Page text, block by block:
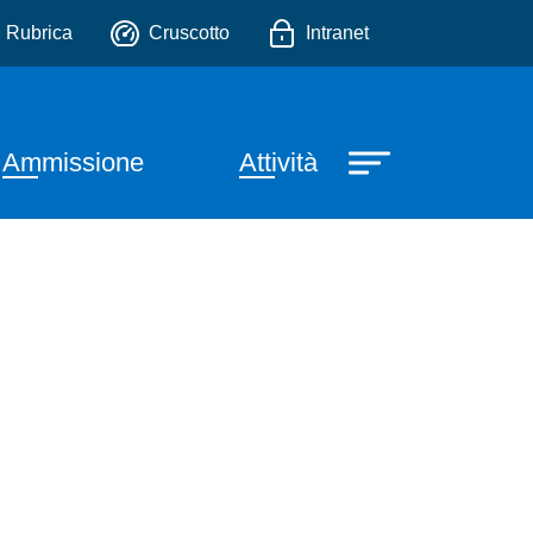
Rubrica Cruscotto Intranet
Ammissione Attività